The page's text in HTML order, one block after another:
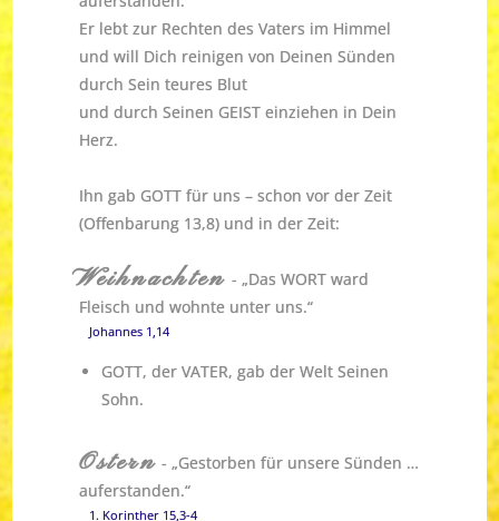
Er lebt zur Rechten des Vaters im Himmel
und will Dich reinigen von Deinen Sünden
durch Sein teures Blut
und durch Seinen GEIST einziehen in Dein
Herz.
Ihn gab GOTT für uns – schon vor der Zeit
(Offenbarung 13,8) und in der Zeit:
Weihnachten - „Das WORT ward
Fleisch und wohnte unter uns.“
Johannes 1,14
GOTT, der VATER, gab der Welt Seinen
Sohn.
Ostern - „Gestorben für unsere Sünden …
auferstanden.“
1. Korinther 15,3-4